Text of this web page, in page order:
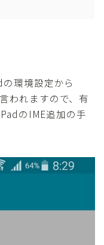
環境設定から
われますので、有
のIME追加の手